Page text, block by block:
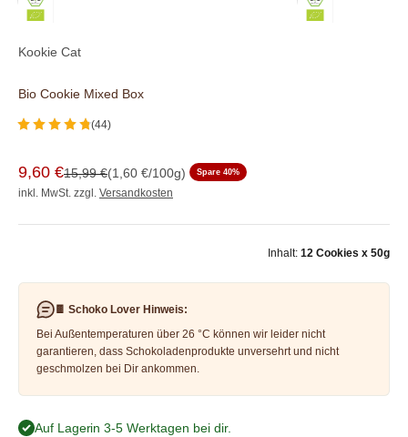
Kookie Cat
Bio Cookie Mixed Box
(44)
Angebot
Angebotspreis:
9,60 €Regulärer Preis:
15,99 €(1,60 €/100g) Spare 40%
inkl. MwSt. zzgl. Versandkosten
Inhalt: 12 Cookies x 50g
🍫 Schoko Lover Hinweis:
Bei Außentemperaturen über 26 °C können wir leider nicht
garantieren, dass Schokoladenprodukte unversehrt und nicht
geschmolzen bei Dir ankommen.
Auf Lager- in 3-5 Werktagen bei dir.